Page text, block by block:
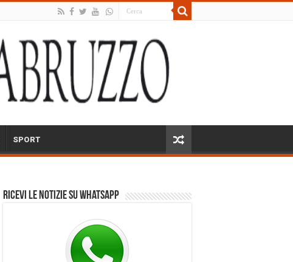
SPORT
Ricevi le notizie su Whatsapp